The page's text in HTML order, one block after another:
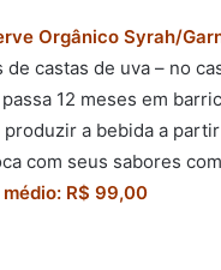
Orgânico Syrah/
castas de uva – no
12 meses em
a bebida a
com seus sabores
R$ 99,00